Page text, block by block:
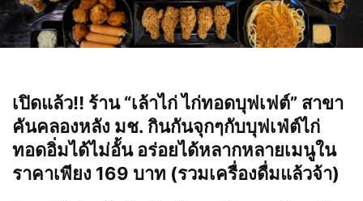
เปิดแล้ว‼️ ร้าน “เล้าไก่ ไก่ทอดบุฟเฟต์” สาขา
คันคลองหลัง มช. กินกันจุกๆกับบุฟเฟ่ต์ไก่
ทอดอิ่มได้ไม่อั้น อร่อยได้หลากหลายเมนูใน
ราคาเพียง 169 บาท (รวมเครื่องดื่มแล้วจ้า)